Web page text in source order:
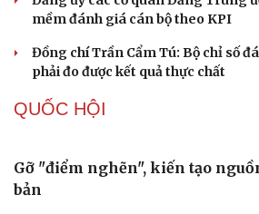
Khi mạng xã hội thành nơi phán xử
NHẬN DIỆN SỰ THẬT
Thực tiễn vận hành chính quyền ba